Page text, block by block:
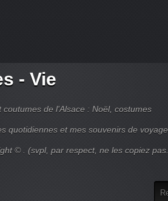
- Vie
de l'Alsace : Noël, costumes
quotidiennes et mes souvenirs de
© . (svpl, par respect, ne les copiez pas.